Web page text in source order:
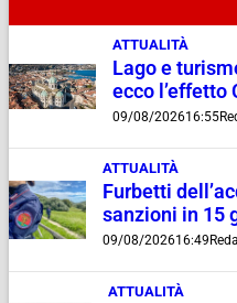
ATTUALITÀ
Lago e
ecco l’effetto
09/08/202616:55
ATTUALITÀ
Furbetti
sanzioni in 15
09/08/202616:49
ATTUALITÀ